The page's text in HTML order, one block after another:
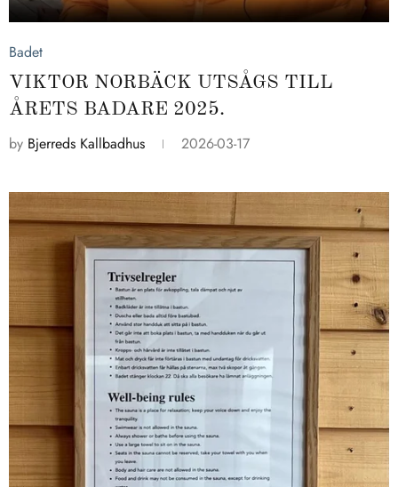
Badet
VIKTOR NORBÄCK UTSÅGS TILL
ÅRETS BADARE 2025.
by Bjerreds Kallbadhus 2026-03-17